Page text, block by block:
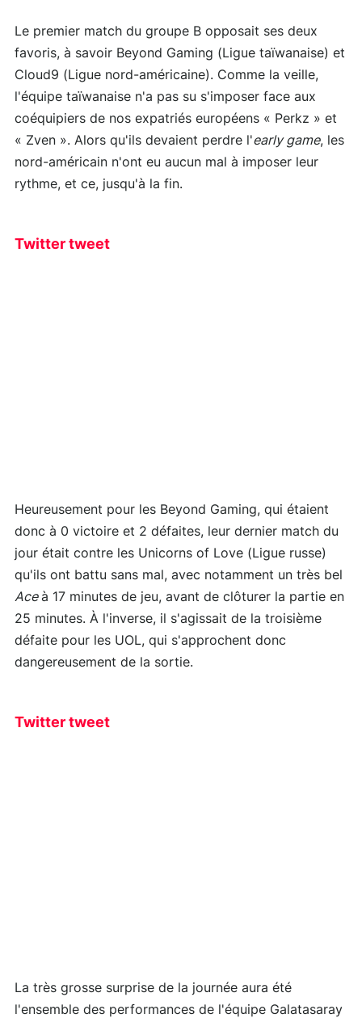
Le premier match du groupe B opposait ses deux
favoris, à savoir Beyond Gaming (Ligue taïwanaise) et
Cloud9 (Ligue nord-américaine). Comme la veille,
l'équipe taïwanaise n'a pas su s'imposer face aux
coéquipiers de nos expatriés européens « Perkz » et
« Zven ». Alors qu'ils devaient perdre l'early game, les
nord-américain n'ont eu aucun mal à imposer leur
rythme, et ce, jusqu'à la fin.
Twitter tweet
Heureusement pour les Beyond Gaming, qui étaient
donc à 0 victoire et 2 défaites, leur dernier match du
jour était contre les Unicorns of Love (Ligue russe)
qu'ils ont battu sans mal, avec notamment un très bel
Aceà 17 minutes de jeu, avant de clôturer la partie en
25 minutes. À l'inverse, il s'agissait de la troisième
défaite pour les UOL, qui s'approchent donc
dangereusement de la sortie.
Twitter tweet
La très grosse surprise de la journée aura été
l'ensemble des performances de l'équipe Galatasaray